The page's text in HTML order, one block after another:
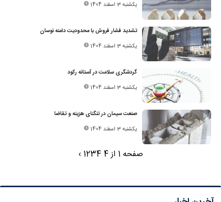
یکشنبه 3 اسفند 1404
تشدید فشار فروش با محدودیت دامنه نوسان
یکشنبه 3 اسفند 1404
گردشگری سلامت در آستانه رکود
یکشنبه 3 اسفند 1404
صنعت سیمان در تنگنای هزینه و تقاضا
یکشنبه 3 اسفند 1404
صفحه 1 از 4 1234
›